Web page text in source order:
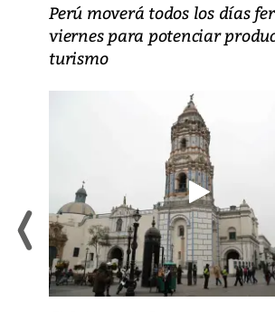
Perú moverá todos los días
viernes para potenciar
turismo